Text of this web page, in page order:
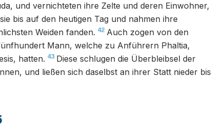
und vernichteten ihre Zelte und deren Einwohner,
bis auf den heutigen Tag und nahmen ihre
Weiden fanden. 42 Auch zogen von den
Mann, welche zu Anführern Phaltia,
hatten. 43 Diese schlugen die Überbleibsel der
und ließen sich daselbst an ihrer Statt nieder bis